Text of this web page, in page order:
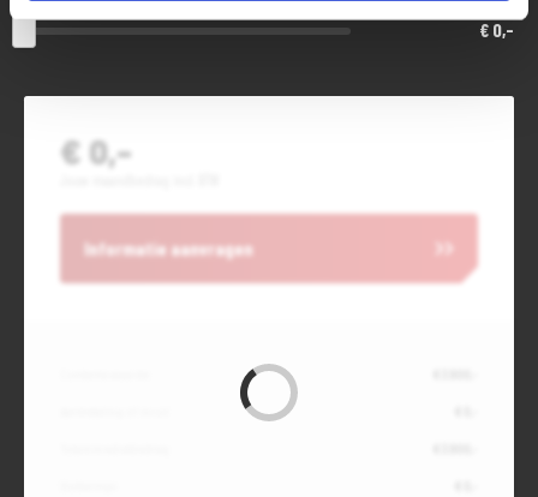
€ 0,-
€ 0,-
Informatie aanvragen